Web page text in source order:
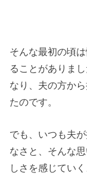
そんな最初の頃
ることがありま
なり、夫の方か
たのです。
でも、いつも夫
なさと、そんな
しさを感じてい